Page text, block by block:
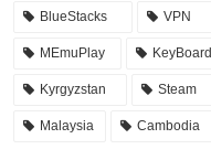
BlueStacks VPN
MEmuPlay KeyBoard
Kyrgyzstan Steam
Malaysia Cambodia